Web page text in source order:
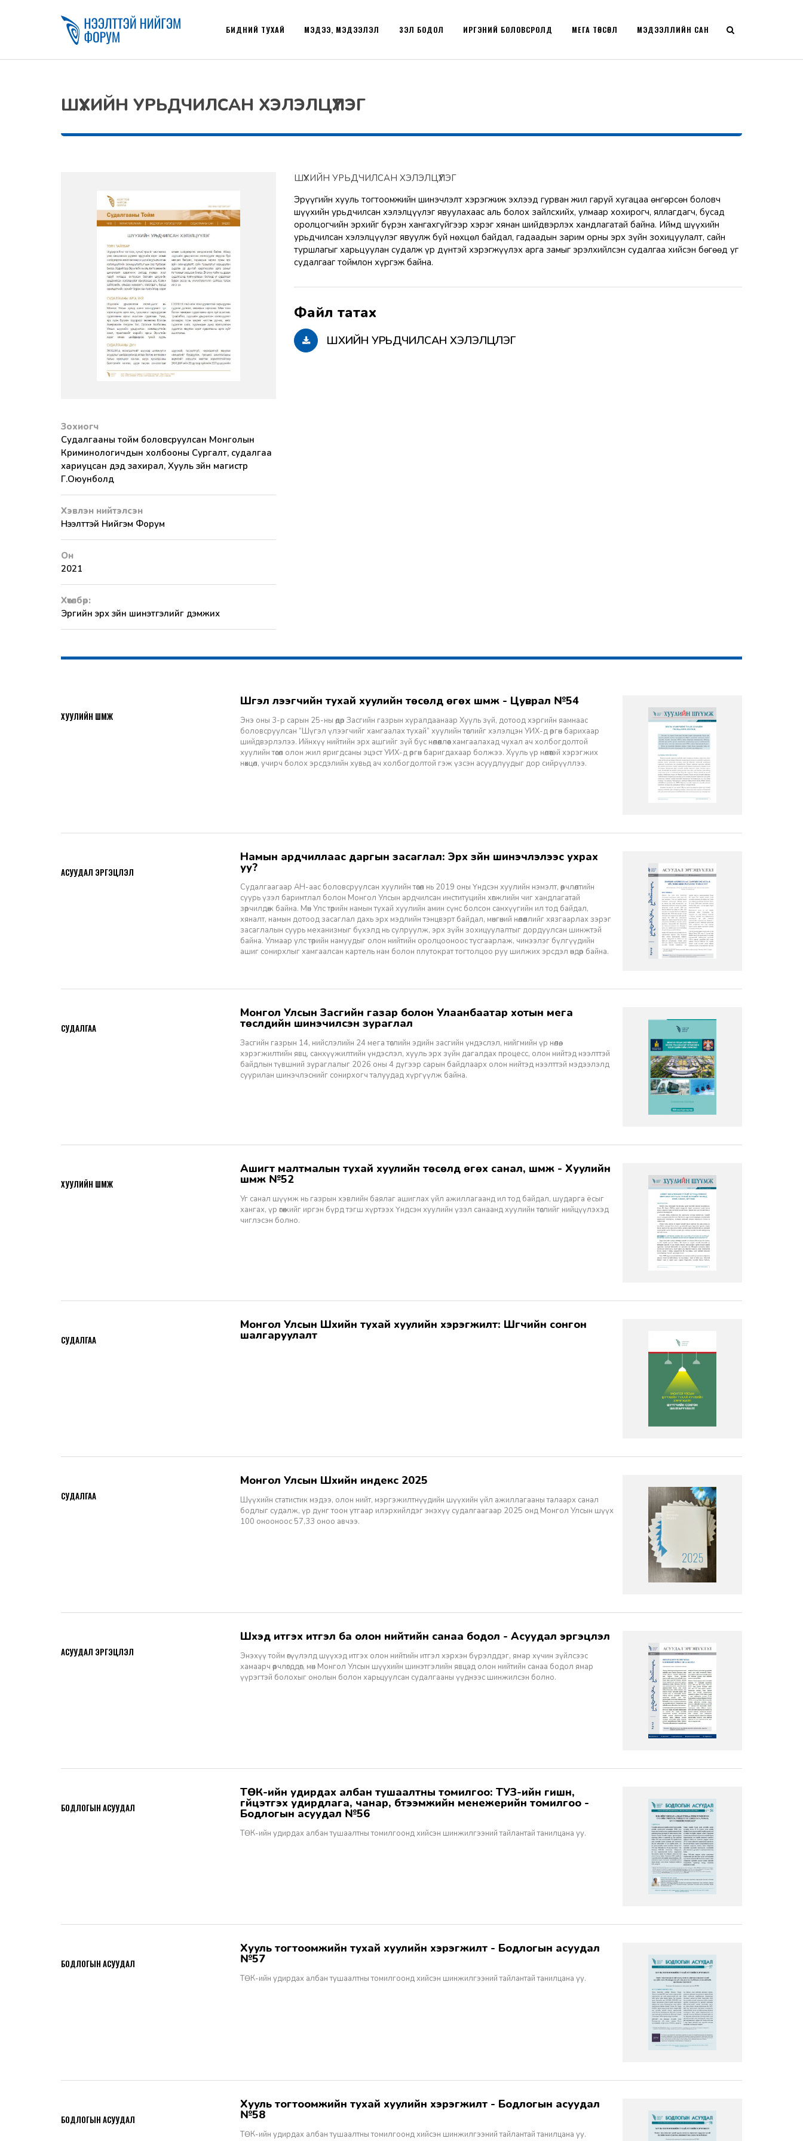
БИДНИЙ ТУХАЙ МЭДЭЭ, МЭДЭЭЛЭЛ ҮЗЭЛ БОДОЛ ИРГЭНИЙ БОЛОВСРОЛД МЭДЭЭЛЛИЙН САН
МЕГА ТӨСӨЛ
ШҮҮХИЙН УРЬДЧИЛСАН ХЭЛЭЛЦҮҮЛЭГ
Зохиогч
Судалгааны тойм боловсруулсан Монголын
Криминологичдын холбооны Сургалт, судалгаа
хариуцсан дэд захирал, Хууль зүйн магистр
Г.Оюунболд
Хэвлэн нийтэлсэн
Нээлттэй Нийгэм Форум
Он
2021
Хөтөлбөр:
Эрүүгийн эрх зүйн шинэтгэлийг дэмжих
ШҮҮХИЙН УРЬДЧИЛСАН ХЭЛЭЛЦҮҮЛЭГ
Эрүүгийн хууль тогтоомжийн шинэчлэлт хэрэгжиж эхлээд гурван жил гаруй хугацаа өнгөрсөн боловч
шүүхийн урьдчилсан хэлэлцүүлэг явуулахаас аль болох зайлсхийх, улмаар хохирогч, яллагдагч, бусад
оролцогчийн эрхийг бүрэн хангахгүйгээр хэрэг хянан шийдвэрлэх хандлагатай байна. Иймд шүүхийн
урьдчилсан хэлэлцүүлэг явуулж буй нөхцөл байдал, гадаадын зарим орны эрх зүйн зохицуулалт, сайн
туршлагыг харьцуулан судалж үр дүнтэй хэрэгжүүлэх арга замыг эрэлхийлсэн судалгаа хийсэн бөгөөд уг
судалгааг тоймлон хүргэж байна.
ШҮҮХИЙН УРЬДЧИЛСАН ХЭЛЭЛЦҮҮЛЭГ
Шүгэл үлээгчийн тухай хуулийн төсөлд өгөх шүүмж - Цуврал №54
Энэ оны 3-р сарын 25-ны өдөр Засгийн газрын хуралдаанаар Хууль зүй, дотоод хэргийн яамнаас
боловсруулсан “Шүгэл үлээгчийг хамгаалах тухай” хуулийн төслийг хэлэлцэн УИХ-д өргөн барихаар
шийдвэрлэлээ. Ийнхүү нийтийн эрх ашгийг зүй бус нөлөөллөөс хамгаалахад чухал ач холбогдолтой
хуулийн төсөл олон жил яригдсаны эцэст УИХ-д өргөн баригдахаар болжээ. Хууль үр нөлөөтэй хэрэгжих
нөхцөл, учирч болох эрсдэлийн хувьд ач холбогдолтой гэж үзсэн асуудлуудыг дор сийрүүллээ.
ХУУЛИЙН ШҮҮМЖ
Намын ардчиллаас даргын засаглал: Эрх зүйн шинэчлэлээс ухрах
уу?
Судалгаагаар АН-аас боловсруулсан хуулийн төсөл нь 2019 оны Үндсэн хуулийн нэмэлт, өөрчлөлтийн
суурь үзэл баримтлал болон Монгол Улсын ардчилсан институцийн хөгжлийн чиг хандлагатай
зөрчилдөж байна. Мөн Улс төрийн намын тухай хуулийн амин сүнс болсон санхүүгийн ил тод байдал,
хяналт, намын дотоод засаглал дахь эрх мэдлийн тэнцвэрт байдал, мөнгөний нөлөөллийг хязгаарлах зэрэг
засаглалын суурь механизмыг бүхэлд нь сулруулж, эрх зүйн зохицуулалтыг дордуулсан шинжтэй
байна. Улмаар улс төрийн намуудыг олон нийтийн оролцооноос тусгаарлаж, чинээлэг бүлгүүдийн
ашиг сонирхлыг хамгаалсан картель нам болон плутократ тогтолцоо руу шилжих эрсдэл өндөр байна.
АСУУДАЛ ЭРГЭЦҮҮЛЭЛ
Монгол Улсын Засгийн газар болон Улаанбаатар хотын мега
төслүүдийн шинэчилсэн зураглал
Засгийн газрын 14, нийслэлийн 24 мега төслийн эдийн засгийн үндэслэл, нийгмийн үр нөлөө,
хэрэгжилтийн явц, санхүүжилтийн үндэслэл, хууль эрх зүйн дагалдах процесс, олон нийтэд нээлттэй
байдлын түвшний зураглалыг 2026 оны 4 дүгээр сарын байдлаарх олон нийтэд нээлттэй мэдээлэлд
суурилан шинэчлэснийг сонирхогч талуудад хүргүүлж байна.
СУДАЛГАА
Ашигт малтмалын тухай хуулийн төсөлд өгөх санал, шүүмж - Хуулийн
шүүмж №52
Уг санал шүүмж нь газрын хэвлийн баялаг ашиглах үйл ажиллагаанд ил тод байдал, шударга ёсыг
хангах, үр өгөөжийг иргэн бүрд тэгш хүртээх Үндсэн хуулийн үзэл санаанд хуулийн төслийг нийцүүлэхэд
чиглэсэн болно.
ХУУЛИЙН ШҮҮМЖ
Монгол Улсын Шүүхийн тухай хуулийн хэрэгжилт: Шүүгчийн сонгон
шалгаруулалт
СУДАЛГАА
Монгол Улсын Шүүхийн индекс 2025
Шүүхийн статистик мэдээ, олон нийт, мэргэжилтнүүдийн шүүхийн үйл ажиллагааны талаарх санал
бодлыг судалж, үр дүнг тоон утгаар илэрхийлдэг энэхүү судалгаагаар 2025 онд Монгол Улсын шүүх
100 онооноос 57,33 оноо авчээ.
СУДАЛГАА
Шүүхэд итгэх итгэл ба олон нийтийн санаа бодол - Асуудал эргэцүүлэл
Энэхүү тойм өгүүлэлд шүүхэд итгэх олон нийтийн итгэл хэрхэн бүрэлддэг, ямар хүчин зүйлсээс
хамаарч өөрчлөгддөг, мөн Монгол Улсын шүүхийн шинэтгэлийн явцад олон нийтийн санаа бодол ямар
үүрэгтэй болохыг онолын болон харьцуулсан судалгааны үүднээс шинжилсэн болно.
АСУУДАЛ ЭРГЭЦҮҮЛЭЛ
ТӨК-ийн удирдах албан тушаалтны томилгоо: ТУЗ-ийн гишүүн,
гүйцэтгэх удирдлага, чанар, бүтээмжийн менежерийн томилгоо -
Бодлогын асуудал №56
ТӨК-ийн удирдах албан тушаалтны томилгоонд хийсэн шинжилгээний тайлантай танилцана уу.
БОДЛОГЫН АСУУДАЛ
Хууль тогтоомжийн тухай хуулийн хэрэгжилт - Бодлогын асуудал
№57
ТӨК-ийн удирдах албан тушаалтны томилгоонд хийсэн шинжилгээний тайлантай танилцана уу.
БОДЛОГЫН АСУУДАЛ
Хууль тогтоомжийн тухай хуулийн хэрэгжилт - Бодлогын асуудал
№58
ТӨК-ийн удирдах албан тушаалтны томилгоонд хийсэн шинжилгээний тайлантай танилцана уу.
БОДЛОГЫН АСУУДАЛ